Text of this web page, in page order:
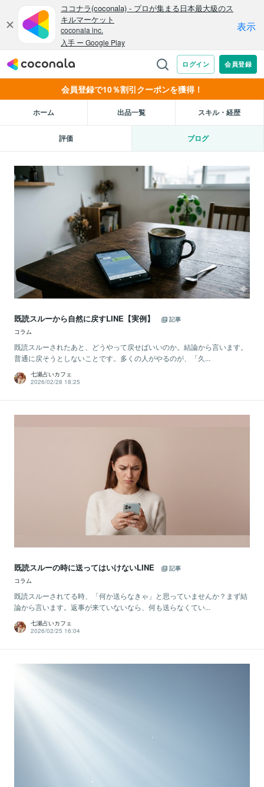
会員登録で10％割引クーポンを獲得！
ホーム 出品一覧 スキル・経歴
評価 ブログ
既読スルーから自然に戻すLINE【実例】
記事
コラム
既読スルーされたあと、どうやって戻せばいいのか。結論から言います。
普通に戻そうとしないことです。多くの人がやるのが、「久...
七瀬占いカフェ
2026/02/28 18:25
既読スルーの時に送ってはいけないLINE
記事
コラム
既読スルーされてる時、「何か送らなきゃ」と思っていませんか？まず結
論から言います。返事が来ていないなら、何も送らなくてい...
七瀬占いカフェ
2026/02/25 16:04